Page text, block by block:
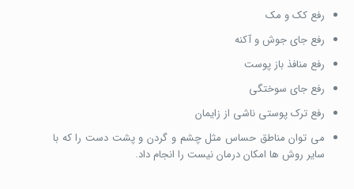
رفع کک و مک
رفع جای جوش و آکنه
رفع منافذ باز پوست
رفع جای سوختگی
رفع ترک پوستی ناشی از زایمان
می توان مناطق حساس مثل چشم و گردن و پشت دست را که با
سایر روش ها امکان درمان نیست را انجام داد.